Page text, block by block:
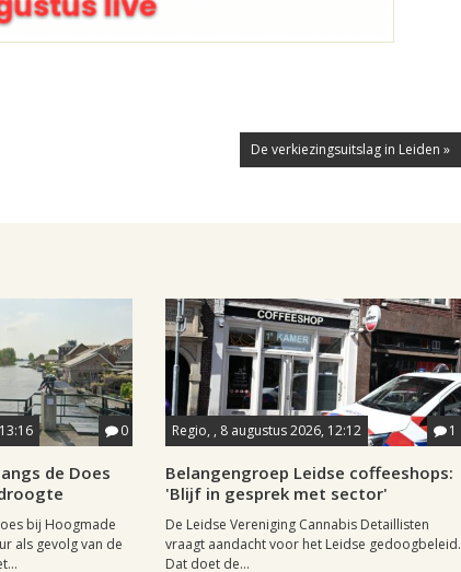
De verkiezingsuitslag in Leiden »
0
de Does
bij Hoogmade
als gevolg van de
Regio, , 8 augustus 2026, 12:12 1
Belangengroep Leidse coffeeshops:
'Blijf in gesprek met sector'
De Leidse Vereniging Cannabis Detaillisten
vraagt aandacht voor het Leidse gedoogbeleid.
Dat doet de...